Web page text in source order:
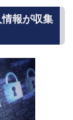
報が収集